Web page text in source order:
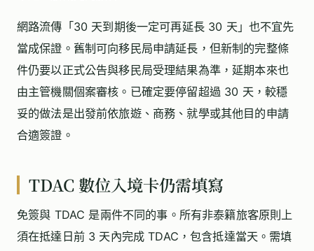
網路流傳「30 天到期後一定可再延長 30 天」也不宜先
當成保證。舊制可向移民局申請延長，但新制的完整條
件仍要以正式公告與移民局受理結果為準，延期本來也
由主管機關個案審核。已確定要停留超過 30 天，較穩
妥的做法是出發前依旅遊、商務、就學或其他目的申請
合適簽證。
TDAC 數位入境卡仍需填寫
免簽與 TDAC 是兩件不同的事。所有非泰籍旅客原則上
須在抵達日前 3 天內完成 TDAC，包含抵達當天。需填